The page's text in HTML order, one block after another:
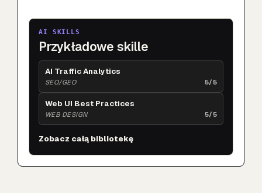
AI SKILLS
Przykładowe skille
AI Traffic Analytics
SEO/GEO 5/5
Web UI Best Practices
WEB DESIGN 5/5
Zobacz całą bibliotekę